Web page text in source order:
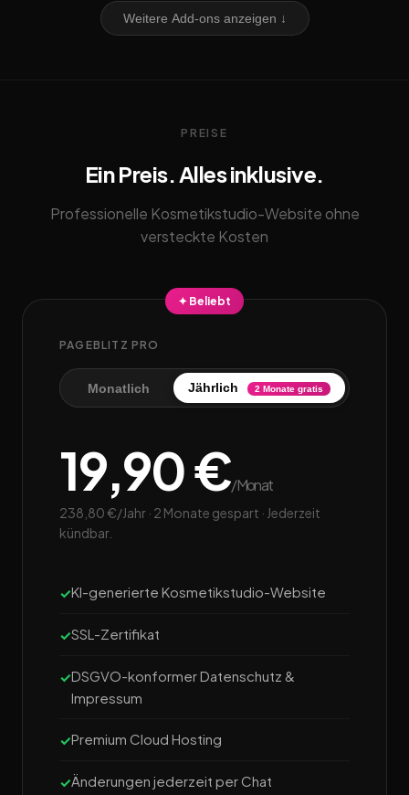
Weitere Add-ons anzeigen ↓
PREISE
Ein Preis. Alles inklusive.
Professionelle Kosmetikstudio-Website ohne
versteckte Kosten
✦ Beliebt
PAGEBLITZ PRO
Monatlich Jährlich 2 Monate gratis
19,90 €/Monat
238,80 €/Jahr · 2 Monate gespart · Jederzeit
kündbar.
KI-generierte Kosmetikstudio-Website
SSL-Zertifikat
DSGVO-konformer Datenschutz &
Impressum
Premium Cloud Hosting
Änderungen jederzeit per Chat